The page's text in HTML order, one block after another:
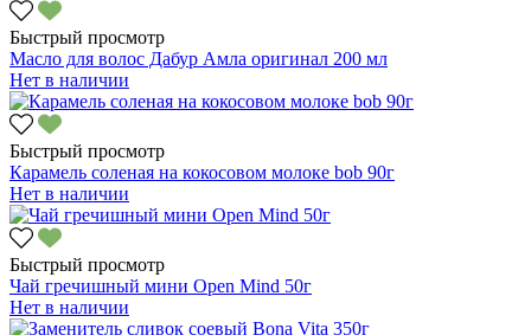
Быстрый просмотр
Масло для волос Дабур Амла оригинал 200 мл
Нет в наличии
Быстрый просмотр
Карамель соленая на кокосовом молоке bob 90г
Нет в наличии
Быстрый просмотр
Чай гречишный мини Open Mind 50г
Нет в наличии